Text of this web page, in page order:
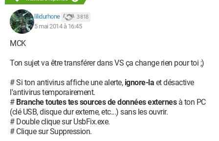
lilidurhone 3 818
5 mai 2014 à 16:45
MCK
Ton sujet va être transférer dans VS ça change rien pour toi ;)
# Si ton antivirus affiche une alerte,ignore-la et désactive
l'antivirus temporairement.
# Branche toutes tes sources de données externes à ton PC
(clé USB, disque dur externe, etc...) sans les ouvrir.
# Double clique sur UsbFix.exe.
# Clique sur Suppression.